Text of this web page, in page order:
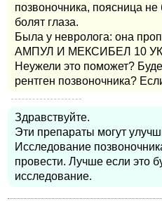
позвоночника, поясница
болят глаза.
Была у невролога: она
АМПУЛ И МЕКСИБЕЛ 10
Неужели это поможет?
рентген позвоночника?
Здравствуйте.
Эти препараты могут
Исследование
провести. Лучше если это
исследование.